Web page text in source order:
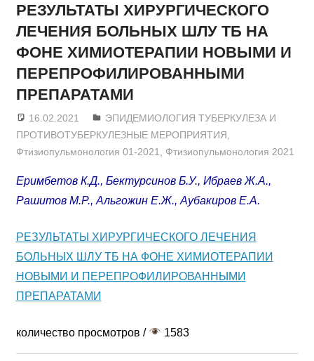
РЕЗУЛЬТАТЫ ХИРУРГИЧЕСКОГО
ЛЕЧЕНИЯ БОЛЬНЫХ ШЛУ ТБ НА
ФОНЕ ХИМИОТЕРАПИИ НОВЫМИ И
ПЕРЕПРОФИЛИРОВАННЫМИ
ПРЕПАРАТАМИ
16.02.2021 admin
ЭПИДЕМИОЛОГИЯ ТУБЕРКУЛЕЗА И
ПРОТИВОТУБЕРКУЛЕЗНЫЕ МЕРОПРИЯТИЯ
Фтизиопульмонология 01-2021
Фтизиопульмонология 2021
Еримбетов К.Д., Бектурсинов Б.У., Ибраев Ж.А.,
Рашитов М.Р., Альгожин Е.Ж., Аубакиров Е.А.
РЕЗУЛЬТАТЫ ХИРУРГИЧЕСКОГО ЛЕЧЕНИЯ
БОЛЬНЫХ ШЛУ ТБ НА ФОНЕ ХИМИОТЕРАПИИ
НОВЫМИ И ПЕРЕПРОФИЛИРОВАННЫМИ
ПРЕПАРАТАМИ
количество просмотров / 1583